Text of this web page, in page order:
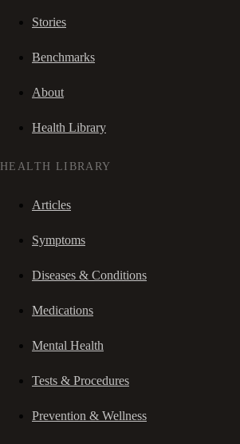
Stories
Benchmarks
About
Health Library
HEALTH LIBRARY
Articles
Symptoms
Diseases & Conditions
Medications
Mental Health
Tests & Procedures
Prevention & Wellness